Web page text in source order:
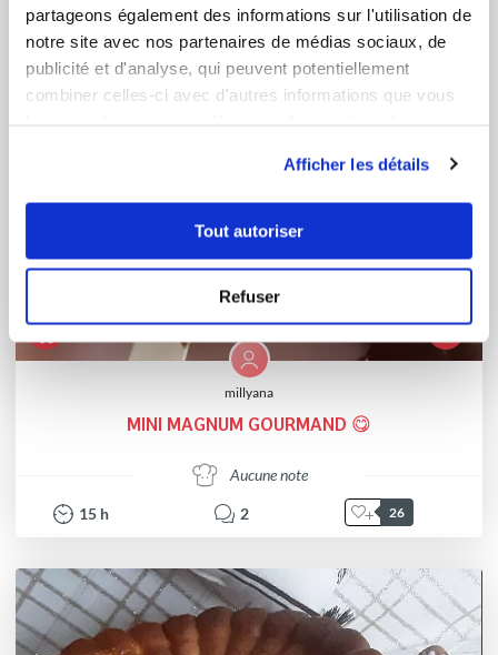
partageons également des informations sur l'utilisation de
notre site avec nos partenaires de médias sociaux, de
publicité et d'analyse, qui peuvent potentiellement
combiner celles-ci avec d'autres informations que vous
Afficher les détails
Tout autoriser
Refuser
millyana
MINI MAGNUM GOURMAND 😋
Aucune note
15 h 2 26